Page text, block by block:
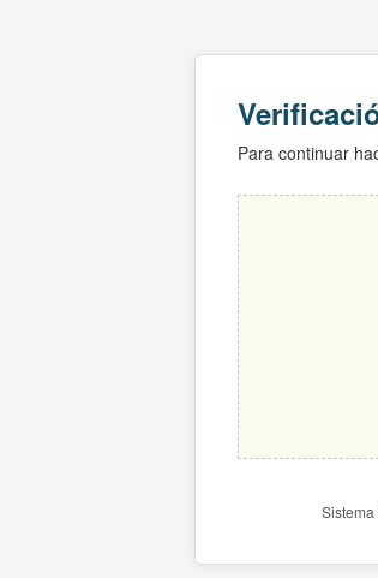
Para continuar